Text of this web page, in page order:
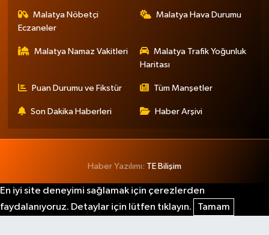
Malatya Nöbetçi
Eczaneler
Malatya Hava Durumu
Malatya Namaz Vakitleri
Malatya Trafik Yoğunluk
Haritası
Puan Durumu ve Fikstür Tüm Manşetler
Son Dakika Haberleri Haber Arşivi
Haber Yazılımı: TE Bilişim
En iyi site deneyimi sağlamak için çerezlerden
faydalanıyoruz. Detaylar için lütfen tıklayın.
Tamam